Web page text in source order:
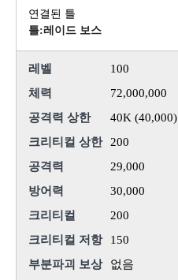
연결된 틀
틀:레이드 보스
레벨
100
체력
72,000,000
공격력 상한
40K (40,000)
크리티컬 상한
200
공격력
29,000
방어력
30,000
크리티컬
200
크리티컬 저항
150
부분파괴 보상
없음